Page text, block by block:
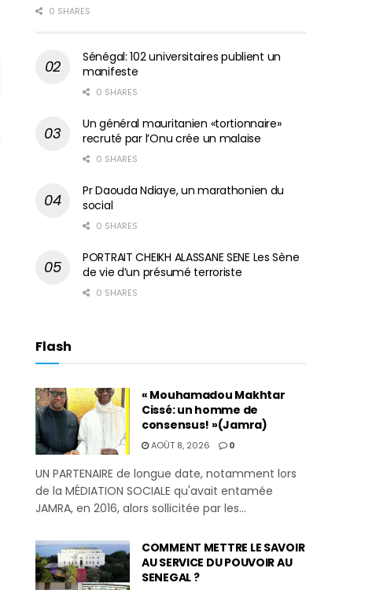
0 SHARES
Sénégal: 102 universitaires publient un
manifeste
0 SHARES
Un général mauritanien «tortionnaire»
recruté par l’Onu crée un malaise
0 SHARES
Pr Daouda Ndiaye, un marathonien du
social
0 SHARES
PORTRAIT CHEIKH ALASSANE SENE Les Sène
de vie d’un présumé terroriste
0 SHARES
Flash
« Mouhamadou Makhtar
Cissé: un homme de
consensus! »(Jamra)
AOÛT 8, 2026 0
UN PARTENAIRE de longue date, notamment lors
de la MÉDIATION SOCIALE qu'avait entamée
JAMRA, en 2016, alors sollicitée par les...
COMMENT METTRE LE SAVOIR
AU SERVICE DU POUVOIR AU
SENEGAL ?